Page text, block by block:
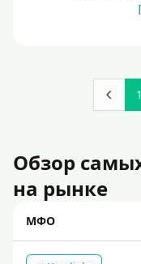
1
Обзор
на рынке
МФО